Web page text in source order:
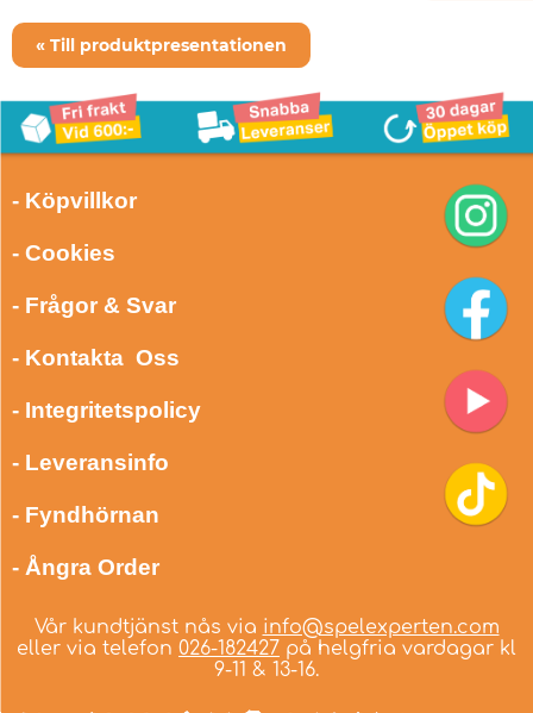
« Till produktpresentationen
- Köpvillkor
- Cookies
- Frågor & Svar
- Kontakta Oss
- Integritetspolicy
- Leveransinfo
- Fyndhörnan
- Ångra Order
Vår kundtjänst nås via info@spelexperten.com
eller via telefon 026-182427 på helgfria vardagar kl
9-11 & 13-16.